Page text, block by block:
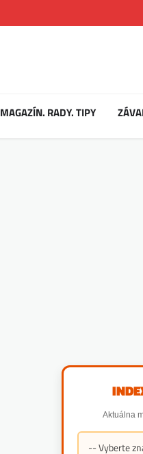
MAGAZÍN. RADY. TIPY
Aktuálna